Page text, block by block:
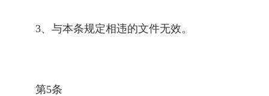
3、与本条规定相违的文件无效。
第5条